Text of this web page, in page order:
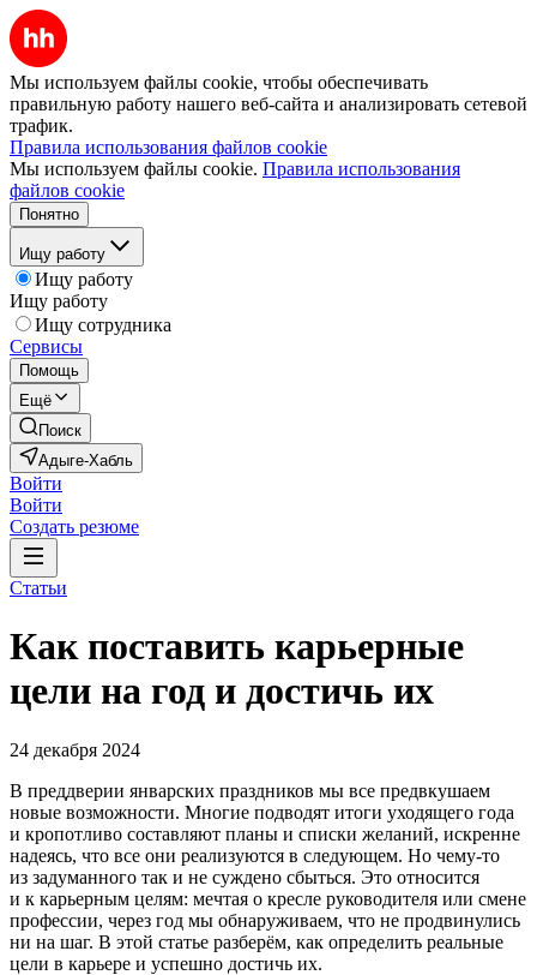
Мы используем файлы cookie, чтобы обеспечивать
правильную работу нашего веб-сайта и анализировать сетевой
трафик.
Правила использования файлов cookie
Мы используем файлы cookie. Правила использования
файлов cookie
Понятно
Ищу работу
Ищу работу
Ищу работу
Ищу сотрудника
Сервисы
Помощь
Ещё
Поиск
Адыге-Хабль
Войти
Войти
Создать резюме
Статьи
Как поставить карьерные
цели на год и достичь их
24 декабря 2024
В преддверии январских праздников мы все предвкушаем
новые возможности. Многие подводят итоги уходящего года
и кропотливо составляют планы и списки желаний, искренне
надеясь, что все они реализуются в следующем. Но чему-то
из задуманного так и не суждено сбыться. Это относится
и к карьерным целям: мечтая о кресле руководителя или смене
профессии, через год мы обнаруживаем, что не продвинулись
ни на шаг. В этой статье разберём, как определить реальные
цели в карьере и успешно достичь их.